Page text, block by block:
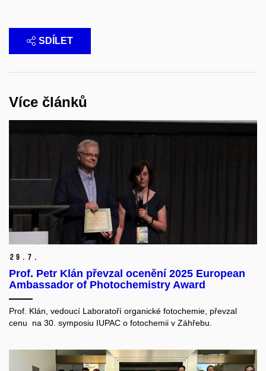
SDÍLET
Více článků
29. 7.
Prof. Petr Klán převzal ocenění 2025 European
Ambassador of Photochemistry Award
Prof. Klán, vedoucí Laboratoří organické fotochemie, převzal
cenu na 30. symposiu IUPAC o fotochemii v Záhřebu.